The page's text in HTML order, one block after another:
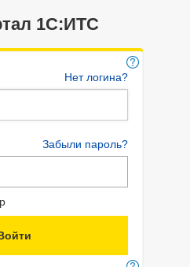
1C:ИТС
Нет логина?
Забыли пароль?